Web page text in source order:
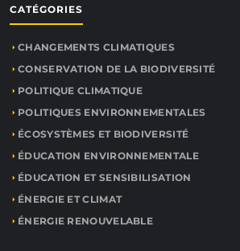
CATÉGORIES
CHANGEMENTS CLIMATIQUES
CONSERVATION DE LA BIODIVERSITÉ
POLITIQUE CLIMATIQUE
POLITIQUES ENVIRONNEMENTALES
ÉCOSYSTÈMES ET BIODIVERSITÉ
ÉDUCATION ENVIRONNEMENTALE
ÉDUCATION ET SENSIBILISATION
ÉNERGIE ET CLIMAT
ÉNERGIE RENOUVELABLE